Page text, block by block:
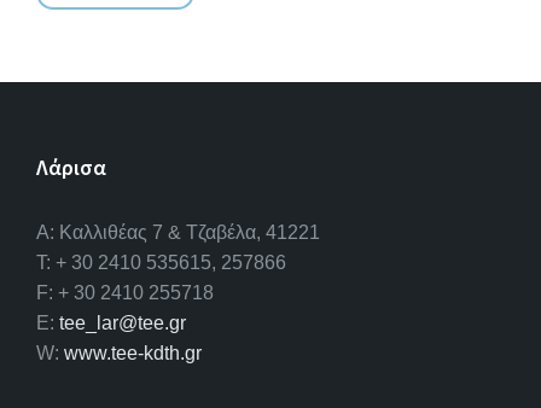
Λάρισα
A: Καλλιθέας 7 & Τζαβέλα, 41221
T: + 30 2410 535615, 257866
F: + 30 2410 255718
E: tee_lar@tee.gr
W: www.tee-kdth.gr